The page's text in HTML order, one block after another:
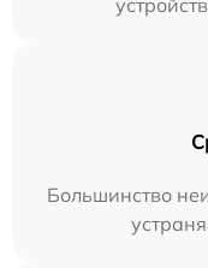
Большинство